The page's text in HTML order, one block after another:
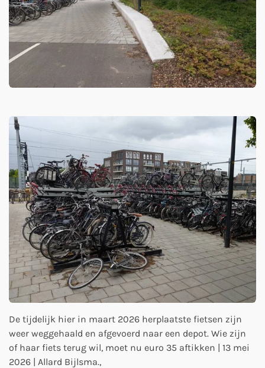
De tijdelijk hier in maart 2026 herplaatste fietsen zijn
weer weggehaald en afgevoerd naar een depot. Wie zijn
of haar fiets terug wil, moet nu euro 35 aftikken | 13 mei
2026 | Allard Bijlsma.,